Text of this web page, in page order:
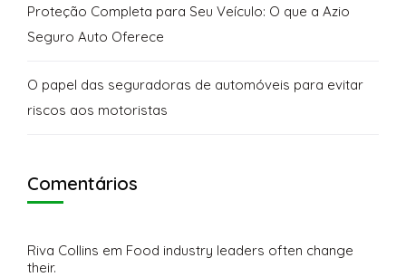
Proteção Completa para Seu Veículo: O que a Azio
Seguro Auto Oferece
O papel das seguradoras de automóveis para evitar
riscos aos motoristas
Comentários
Riva Collins em Food industry leaders often change
their.